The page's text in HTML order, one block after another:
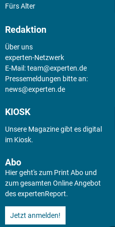
Fürs Alter
Redaktion
Über uns
experten-Netzwerk
E-Mail:team@experten.de
Pressemeldungen bitte an:
news@experten.de
KIOSK
Unsere Magazine gibt es digital
im Kiosk.
Abo
Hier geht's zum Print Abo und
zum gesamten Online Angebot
des expertenReport.
Jetzt anmelden!